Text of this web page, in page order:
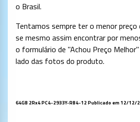
o Brasil.
Tentamos sempre ter o menor preço
se mesmo assim encontrar por
o formulário de "Achou Preço
lado das fotos do produto.
64GB 2Rx4 PC4-2933Y-RB4-12 Publicado em 12/12/